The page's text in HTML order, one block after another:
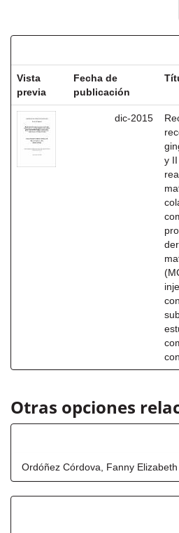
Vista
previa
Fecha de
publicación
dic-2015
y
Otras opciones
Ordóñez Córdova, Fanny Elizabeth